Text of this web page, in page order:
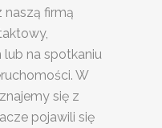
naszą firmą
na spotkaniu
W
się z
pojawili się